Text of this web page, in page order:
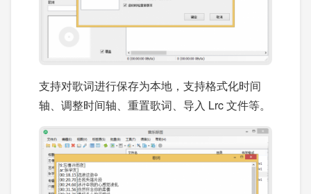
支持对歌词进行保存为本地，支持格式化时间
轴、调整时间轴、重置歌词、导入 Lrc 文件等。